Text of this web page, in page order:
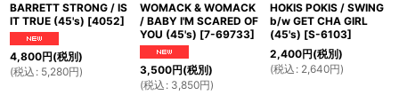
BARRETT STRONG / IS
IT TRUE (45's) [4052]
4,800円(税別)
(税込 : 5,280円)
WOMACK & WOMACK
/ BABY I'M SCARED OF
YOU (45's) [7-69733]
3,500円(税別)
(税込 : 3,850円)
HOKIS POKIS / SWING
b/w GET CHA GIRL
(45's) [S-6103]
2,400円(税別)
(税込 : 2,640円)